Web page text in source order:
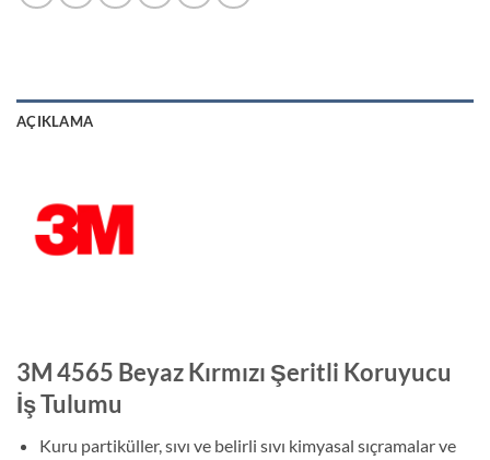
AÇIKLAMA
3M 4565 Beyaz Kırmızı Şeritli Koruyucu
İş Tulumu
Kuru partiküller, sıvı ve belirli sıvı kimyasal sıçramalar ve